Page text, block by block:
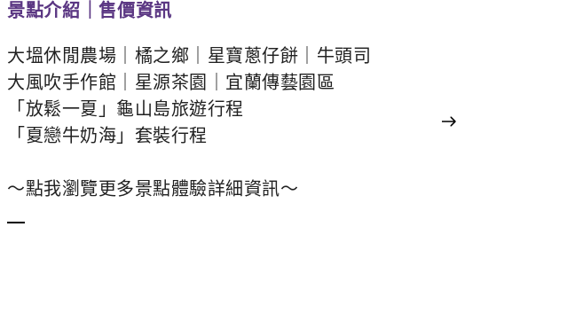
景點介紹｜售價資訊
大塭休閒農場｜橘之鄉｜星寶蔥仔餅｜牛頭司
大風吹手作館｜星源茶園｜宜蘭傳藝園區
「放鬆一夏」龜山島旅遊行程
「夏戀牛奶海」套裝行程
～點我瀏覽更多景點體驗詳細資訊～